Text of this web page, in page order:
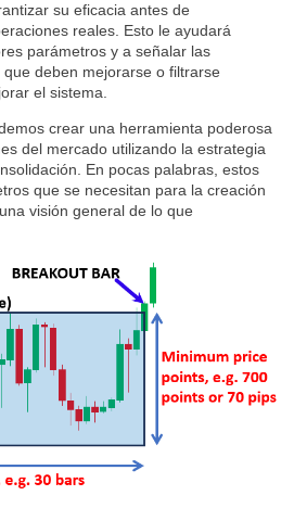
su eficacia antes de
reales. Esto le ayudará
parámetros y a señalar las
deben mejorarse o filtrarse
el sistema.
crear una herramienta poderosa
del mercado utilizando la estrategia
En pocas palabras, estos
que se necesitan para la creación
visión general de lo que